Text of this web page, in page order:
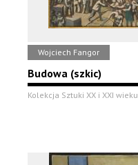
Wojciech Fangor
Budowa (szkic)
Kolekcja Sztuki XX i XXI wieku